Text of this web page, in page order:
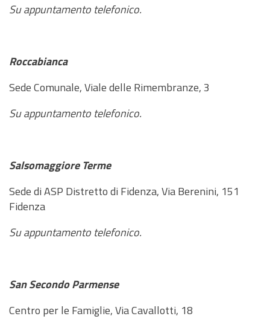
Su appuntamento telefonico.
Roccabianca
Sede Comunale, Viale delle Rimembranze, 3
Su appuntamento telefonico.
Salsomaggiore Terme
Sede di ASP Distretto di Fidenza, Via Berenini, 151
Fidenza
Su appuntamento telefonico.
San Secondo Parmense
Centro per le Famiglie, Via Cavallotti, 18